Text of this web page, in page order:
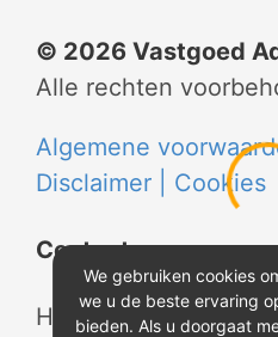
© 2026 Vastgoed
Alle rechten
Algemene
Disclaimer | Cookies
Contact
Heeft u vragen?
We gebruiken cookies
we u de beste ervaring
bieden. Als u doorgaat